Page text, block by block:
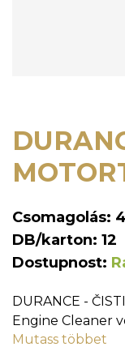
Csomagolás:
DB/karton: 12
Dostupnost:
Mutass többet
DURANCE -
Engine Cleaner
mastnotu,